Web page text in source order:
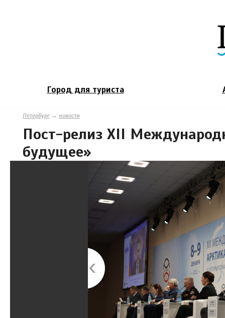
Город для туриста
Петербург→ новости
Пост-релиз XII
будущее»